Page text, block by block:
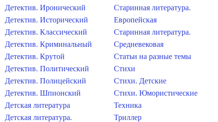
Детектив. Иронический
Детектив. Исторический
Детектив. Классический
Детектив. Криминальный
Детектив. Крутой
Детектив. Политический
Детектив. Полицейский
Детектив. Шпионский
Детская литература
Детская литература.
Старинная литература.
Европейская
Старинная литература.
Средневековая
Статьи на разные темы
Стихи
Стихи. Детские
Стихи. Юмористические
Техника
Триллер